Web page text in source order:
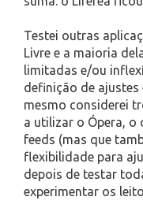
Testei outras
Livre e a maioria
limitadas e/ou
definição de ajustes
mesmo considerei
a utilizar o Ópera,
feeds (mas que
flexibilidade para
depois de testar
experimentar os